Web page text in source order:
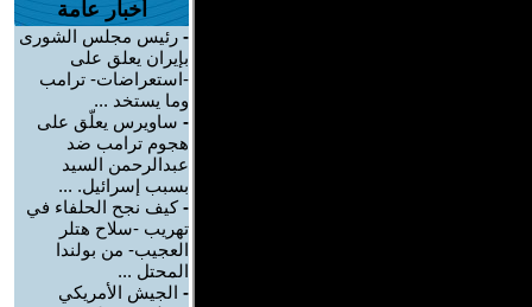
أخبار عامة
- رئيس مجلس الشورى
بإيران يعلق على
-استعراضات- ترامب
وما يستخد ...
- ساويرس يعلّق على
هجوم ترامب ضد
عبدالرحمن السيد
بسبب إسرائيل. ...
-كيف نجح الحلفاء في
تهريب -سلاح هتلر
العجيب- من بولندا
المحتل ...
- الجيش الأمريكي